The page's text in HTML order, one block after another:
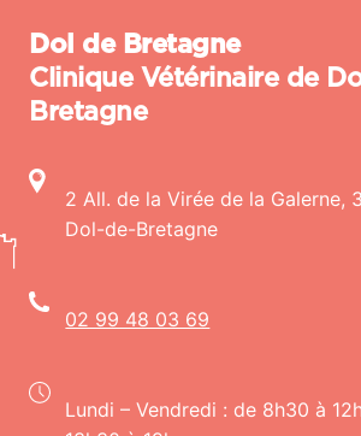
Dol de Bretagne
Clinique Vétérinaire de
Bretagne
2 All. de la Virée de la Galerne,
Dol-de-Bretagne
02 99 48 03 69
Lundi – Vendredi : de 8h30 à